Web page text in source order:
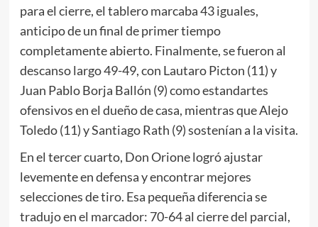
para el cierre, el tablero marcaba 43 iguales,
anticipo de un final de primer tiempo
completamente abierto. Finalmente, se fueron al
descanso largo 49-49, con Lautaro Picton (11) y
Juan Pablo Borja Ballón (9) como estandartes
ofensivos en el dueño de casa, mientras que Alejo
Toledo (11) y Santiago Rath (9) sostenían a la visita.
En el tercer cuarto, Don Orione logró ajustar
levemente en defensa y encontrar mejores
selecciones de tiro. Esa pequeña diferencia se
tradujo en el marcador: 70-64 al cierre del parcial,